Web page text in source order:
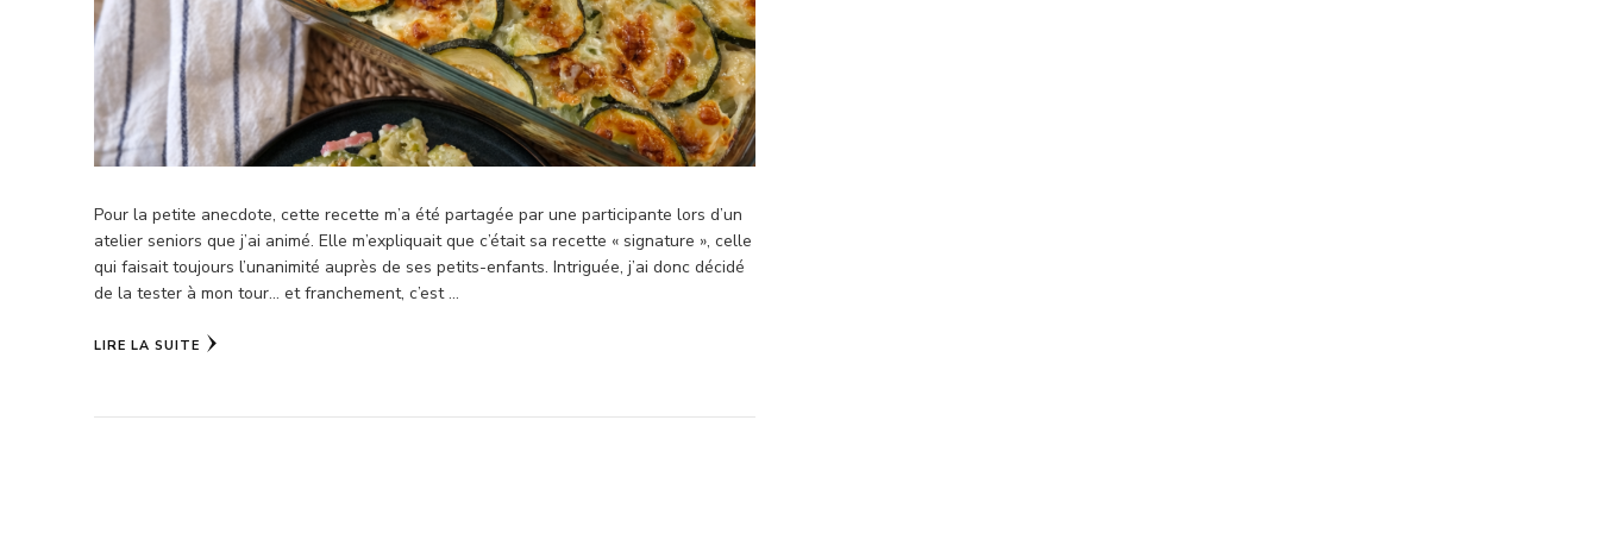
Pour la petite anecdote, cette recette m’a été partagée par une participante lors d’un
atelier seniors que j’ai animé. Elle m’expliquait que c’était sa recette « signature », celle
qui faisait toujours l’unanimité auprès de ses petits-enfants. Intriguée, j’ai donc décidé
de la tester à mon tour… et franchement, c’est …
LIRE LA SUITE